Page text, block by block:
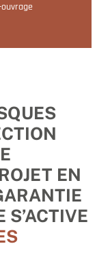
EN
S’ACTIVE